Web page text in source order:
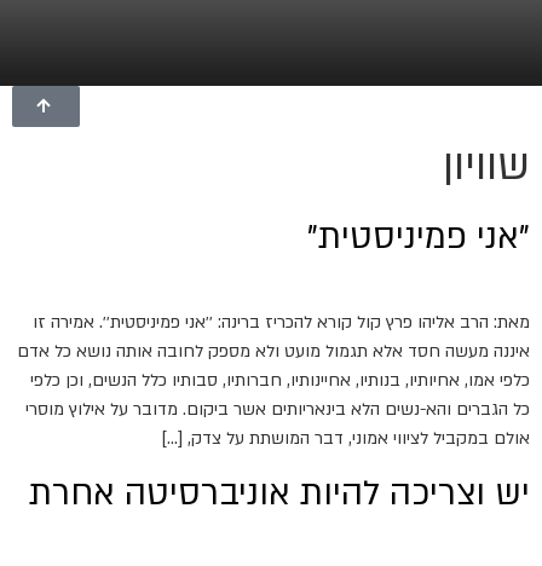
שוויון
"אני פמיניסטית"
מאת: הרב אליהו פרץ קול קורא להכריז ברינה: ׳׳אני פמיניסטית׳׳. אמירה זו
איננה מעשה חסד אלא תגמול מועט ולא מספק לחובה אותה נושא כל אדם
כלפי אמו, אחיותיו, בנותיו, אחיינותיו, חברותיו, סבותיו כלל הנשים, וכן כלפי
כל הגברים והא-נשים הלא בינאריותים אשר ביקום. מדובר על אילוץ מוסרי
אולם במקביל לציווי אמוני, דבר המושתת על צדק, […]
יש וצריכה להיות אוניברסיטה אחרת